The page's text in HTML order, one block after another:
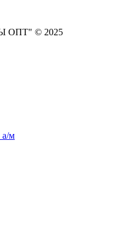
ОПТ" © 2025
а/м